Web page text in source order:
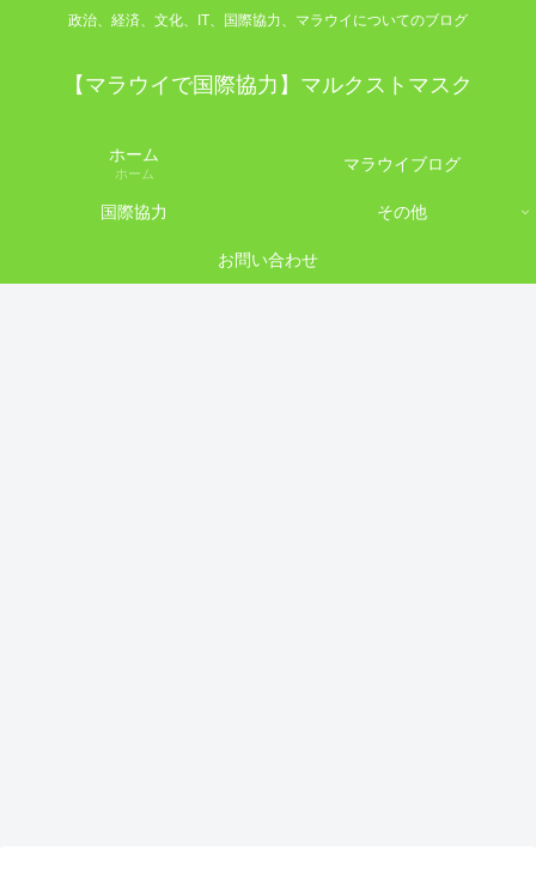
政治、経済、文化、IT、国際協力、マラウイについてのブログ
【マラウイで国際協力】マルクストマスク
ホーム
ホーム マラウイブログ
国際協力 その他
お問い合わせ